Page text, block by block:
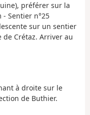
préférer sur la
Sentier n°25
sur un sentier
Crétaz. Arriver au
à droite sur le
de Buthier.